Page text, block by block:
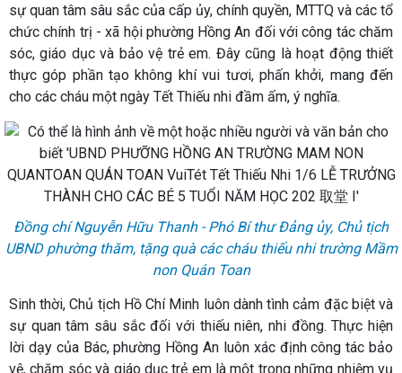
sự quan tâm sâu sắc của cấp ủy, chính quyền, MTTQ và các tổ
chức chính trị - xã hội phường Hồng An đối với công tác chăm
sóc, giáo dục và bảo vệ trẻ em. Đây cũng là hoạt động thiết
thực góp phần tạo không khí vui tươi, phấn khởi, mang đến
cho các cháu một ngày Tết Thiếu nhi đầm ấm, ý nghĩa.
Đồng chí Nguyễn Hữu Thanh - Phó Bí thư Đảng ủy, Chủ tịch
UBND phường thăm, tặng quà các cháu thiếu nhi trường Mầm
non Quán Toan
Sinh thời, Chủ tịch Hồ Chí Minh luôn dành tình cảm đặc biệt và
sự quan tâm sâu sắc đối với thiếu niên, nhi đồng. Thực hiện
lời dạy của Bác, phường Hồng An luôn xác định công tác bảo
vệ, chăm sóc và giáo dục trẻ em là một trong những nhiệm vụ